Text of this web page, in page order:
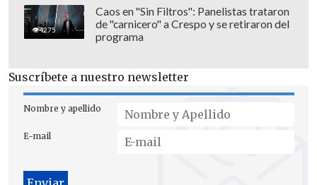
El debut de la ex alcaldesa será el sábado
24 de junio en "Me late estelar", espacio
4275
Caos en "Sin Filtros": Panelistas trataron
de "carnicero" a Crespo y se retiraron del
programa
Suscríbete a nuestro newsletter
Nombre y apellido
E-mail